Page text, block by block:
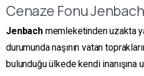
Cenaze Fonu
Jenbachmemleketinden uzakta
durumunda naşının vatan
bulunduğu ülkede kendi inanışına